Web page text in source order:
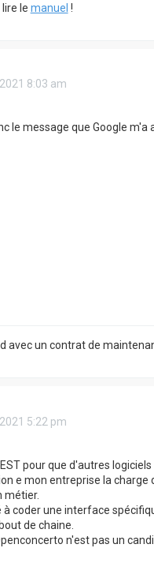
le manuel !
8:03 am
le message que Google
avec un contrat de
5:22 pm
pour que d'autres
e mon entreprise la
métier.
coder une interface
de chaine.
n'est pas un